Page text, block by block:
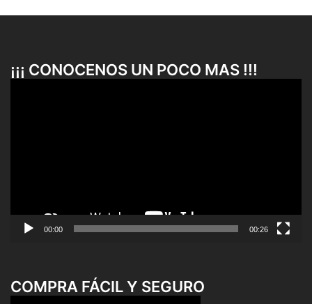
¡¡¡ CONOCENOS UN POCO MAS !!!
00:00 00:26
COMPRA FÁCIL Y SEGURO